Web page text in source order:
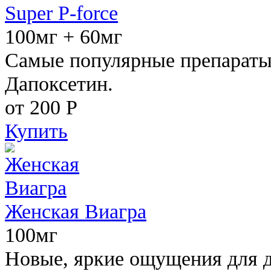
Super P-force
100мг + 60мг
Самые популярные
Дапоксетин.
от 200 Р
Купить
Женская Виагра
100мг
Новые, яркие ощущения для